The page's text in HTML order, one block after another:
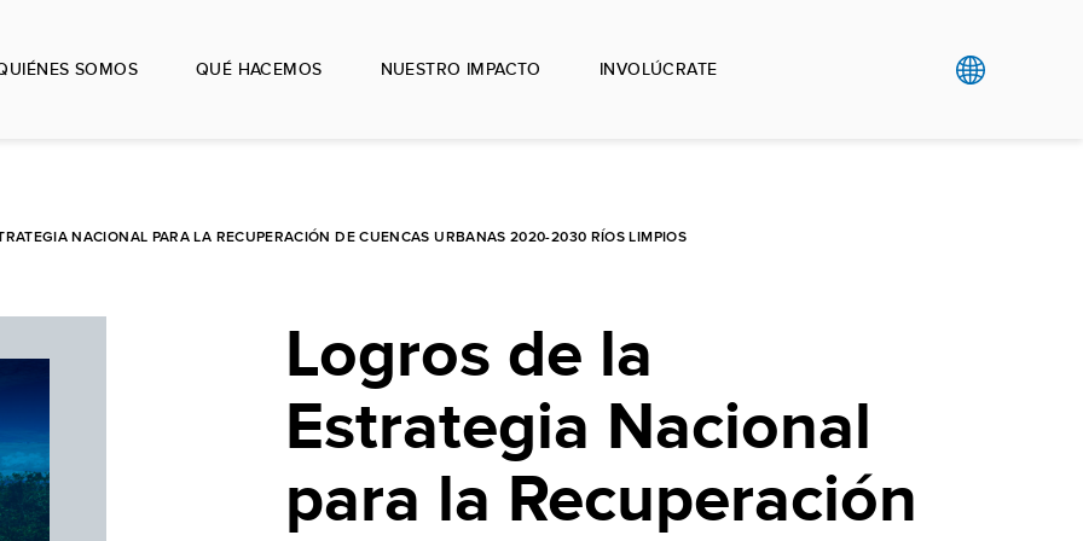
SOMOS QUÉ HACEMOS NUESTRO IMPACTO INVOLÚCRATE
NACIONAL PARA LA RECUPERACIÓN DE CUENCAS URBANAS 2020-2030 RÍOS LIMPIOS
Logros de la
Estrategia Nacional
para la Recuperación